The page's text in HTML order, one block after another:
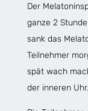
Der
ganze 2
sank das
Teilnehmer
spät wach
der inneren Uhr.